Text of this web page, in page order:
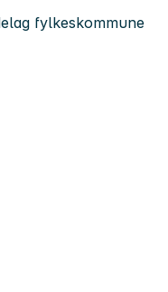
fylkeskommune